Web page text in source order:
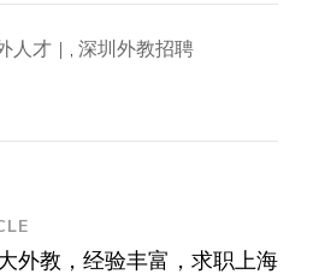
人才 , 深圳外教招聘
外教，经验丰富，求职上海